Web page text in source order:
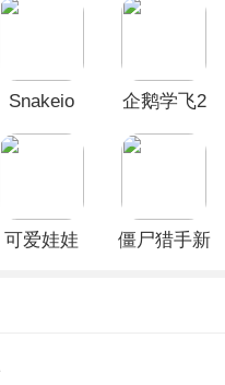
(Doodle
Snakeio
企鹅学飞2
可爱娃娃
僵尸猎手新